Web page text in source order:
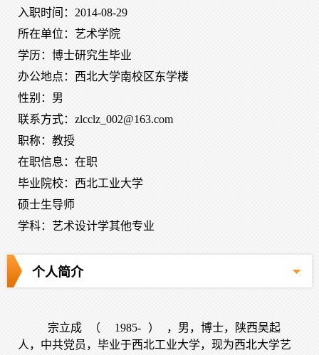
入职时间：2014-08-29
所在单位：艺术学院
学历：博士研究生毕业
办公地点：西北大学南校区东学楼
性别：男
联系方式：zlcclz_002@163.com
职称：教授
在职信息：在职
毕业院校：西北工业大学
硕士生导师
学科：艺术设计学其他专业
个人简介
宗立成 （ 1985- ）
，男，博士，陕西吴起
人，中共党员，毕业于西北工业大学，现为西北大学艺